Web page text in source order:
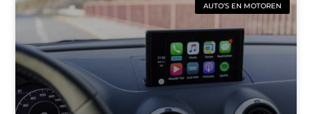
AUTO’S EN MOTOREN